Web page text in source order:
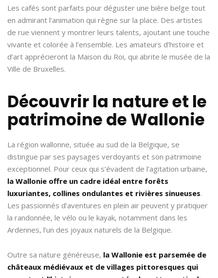
Les cafés sont parfaits pour déguster une bière belge tout
en admirant l’animation qui règne sur la place. Des artistes
de rue viennent y montrer leurs talents, ajoutant une touche
vivante et colorée à l’ensemble. Les amateurs d’histoire et
d’art apprécieront la Maison du Roi, qui abrite le musée de la
Ville de Bruxelles.
Découvrir la nature et le
patrimoine de Wallonie
La région wallonne, située au sud de la Belgique, se
distingue par ses paysages verdoyants et son patrimoine
exceptionnel. Pour ceux qui s’évadent de l’agitation urbaine,
la Wallonie offre un cadre idéal entre forêts
luxuriantes, collines ondulantes et rivières sinueuses.
Les passionnés d’aventures en plein air peuvent y pratiquer
la randonnée, le vélo ou le kayak, notamment dans les
Ardennes, l’un des joyaux naturels de la Belgique.
Outre sa nature généreuse, la Wallonie est parsemée de
châteaux médiévaux et de villages pittoresques qui